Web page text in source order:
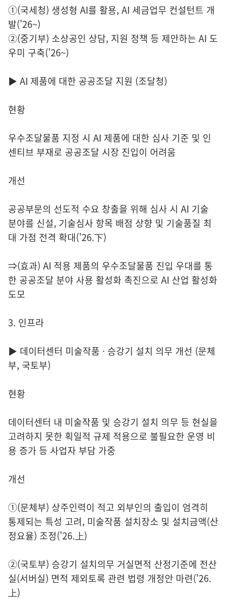
①(국세청) 생성형 AI를 활용, AI 세금업무 컨설턴트 개
발('26~)
②(중기부) 소상공인 상담, 지원 정책 등 제안하는 AI 도
우미 구축('26~)
▶ AI 제품에 대한 공공조달 지원 (조달청)
현황
우수조달물품 지정 시 AI 제품에 대한 심사 기준 및 인
센티브 부재로 공공조달 시장 진입이 어려움
개선
공공부문의 선도적 수요 창출을 위해 심사 시 AI 기술
분야를 신설, 기술심사 항목 배점 상향 및 기술품질 최
대 가점 전격 확대('26.下)
⇒(효과) AI 적용 제품의 우수조달물품 진입 우대를 통
한 공공조달 분야 사용 활성화 촉진으로 AI 산업 활성화
도모
3. 인프라
▶ 데이터센터 미술작품 · 승강기 설치 의무 개선 (문체
부, 국토부)
현황
데이터센터 내 미술작품 및 승강기 설치 의무 등 현실을
고려하지 못한 획일적 규제 적용으로 불필요한 운영 비
용 증가 등 사업자 부담 가중
개선
①(문체부) 상주인력이 적고 외부인의 출입이 엄격히
통제되는 특성 고려, 미술작품 설치장소 및 설치금액(산
정요율) 조정('26.上)
②(국토부) 승강기 설치의무 거실면적 산정기준에 전산
실(서버실) 면적 제외토록 관련 법령 개정안 마련('26.
上)